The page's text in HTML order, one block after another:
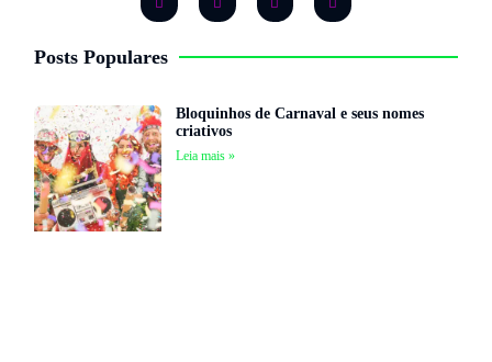
Posts Populares
Bloquinhos de Carnaval e seus nomes
criativos
Leia mais »